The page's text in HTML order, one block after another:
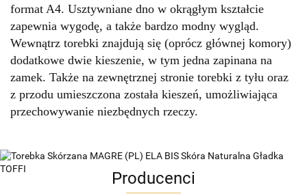
format A4. Usztywniane dno w okrągłym kształcie
zapewnia wygodę, a także bardzo modny wygląd.
Wewnątrz torebki znajdują się (oprócz głównej komory)
dodatkowe dwie kieszenie, w tym jedna zapinana na
zamek. Także na zewnętrznej stronie torebki z tyłu oraz
z przodu umieszczona została kieszeń, umożliwiająca
przechowywanie niezbędnych rzeczy.
Producenci